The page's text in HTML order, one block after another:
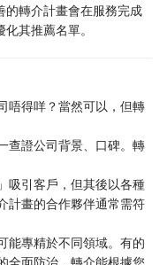
的轉介計畫會在服務完成
其推薦名單。
唔得咩？當然可以，但轉
查證公司背景、口碑。轉
吸引客戶，但其後以各種
計畫的合作夥伴通常需符
能專精於不同領域。有的